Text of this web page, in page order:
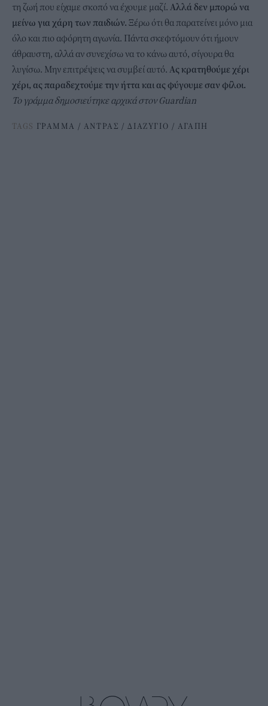
τη ζωή που είχαμε σκοπό να έχουμε μαζί. Αλλά δεν μπορώ να
μείνω για χάρη των παιδιών. Ξέρω ότι θα παρατείνει μόνο μια
όλο και πιο αφόρητη αγωνία. Πάντα σκεφτόμουν ότι ήμουν
άθραυστη, αλλά αν συνεχίσω να το κάνω αυτό, σίγουρα θα
λυγίσω. Μην επιτρέψεις να συμβεί αυτό. Ας κρατηθούμε χέρι
χέρι, ας παραδεχτούμε την ήττα και ας φύγουμε σαν φίλοι.
Το γράμμα δημοσιεύτηκε αρχικά στον Guardian
TAGS ΓΡΑΜΜΑ / ΑΝΤΡΑΣ / ΔΙΑΖΥΓΙΟ / ΑΓΑΠΗ